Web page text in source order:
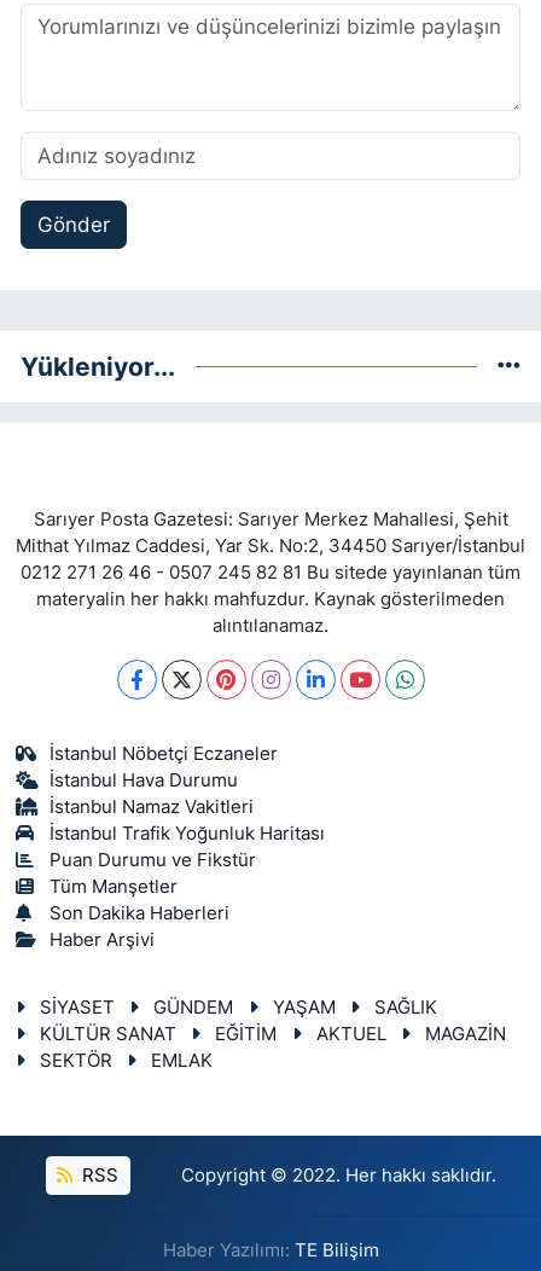
Gönder
Yükleniyor...
Sarıyer Posta Gazetesi: Sarıyer Merkez Mahallesi, Şehit
Mithat Yılmaz Caddesi, Yar Sk. No:2, 34450 Sarıyer/İstanbul
0212 271 26 46 - 0507 245 82 81 Bu sitede yayınlanan tüm
materyalin her hakkı mahfuzdur. Kaynak gösterilmeden
alıntılanamaz.
İstanbul Nöbetçi Eczaneler
İstanbul Hava Durumu
İstanbul Namaz Vakitleri
İstanbul Trafik Yoğunluk Haritası
Puan Durumu ve Fikstür
Tüm Manşetler
Son Dakika Haberleri
Haber Arşivi
SİYASET GÜNDEM YAŞAM
SAĞLIK
KÜLTÜR SANAT
EĞİTİM AKTUEL
MAGAZİN
SEKTÖR
EMLAK
RSS Copyright © 2022. Her hakkı saklıdır.
Haber Yazılımı: TE Bilişim